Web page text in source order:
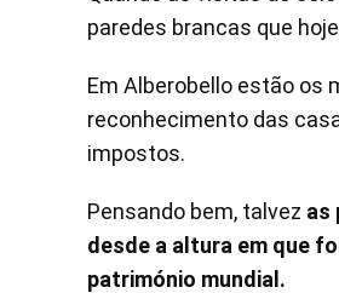
paredes brancas que
Em Alberobello estão os
reconhecimento das
impostos.
Pensando bem, talvez as
desde a altura em que
património mundial.